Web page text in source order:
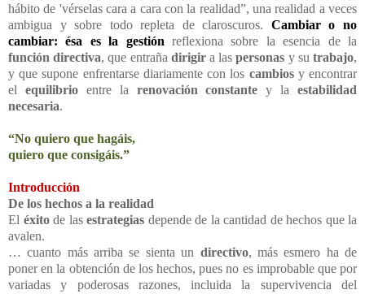
hábito de 'vérselas cara a cara con la realidad”, una realidad a veces
ambigua y sobre todo repleta de claroscuros. Cambiar o no
cambiar: ésa es la gestión reflexiona sobre la esencia de la
función directiva, que entraña dirigira laspersonas y sutrabajo,
y que supone enfrentarse diariamente con los cambiosy encontrar
el equilibrioentre la renovación constante y la estabilidad
necesaria.
“No quiero que hagáis,
quiero que consigáis.”
Introducción
De los hechos a la realidad
El éxitode las estrategias depende de la cantidad de hechos que la
avalen.
… cuanto más arriba se sienta un directivo, más esmero ha de
poner en la obtención de los hechos, pues no es improbable que por
variadas y poderosas razones, incluida la supervivencia del